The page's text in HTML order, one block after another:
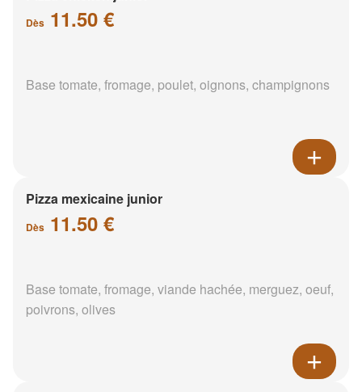
Dès 11.50 €
Base tomate, fromage, poulet, oignons, champignons
Pizza mexicaine junior
Dès 11.50 €
Base tomate, fromage, viande hachée, merguez, oeuf,
poivrons, olives